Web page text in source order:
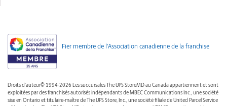
Fier membre de l'Association canadienne de la franchise
Droits d'auteur© 1994-2026 Les succursales The UPS StoreMD au Canada appartiennent et sont
exploitées par des franchisés autorisés indépendants de MBEC Communications Inc., une société
sise en Ontario et titulaire-maître de The UPS Store, Inc., une société filiale de United Parcel Service